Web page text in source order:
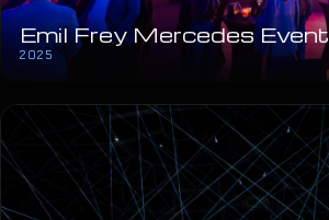
Emil Frey Mercedes Event
2025